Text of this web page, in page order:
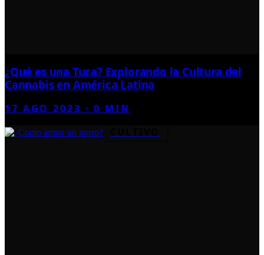
¿Qué es una Tuca? Explorando la Cultura del
Cannabis en América Latina
17 AGO 2023 ·0 MIN